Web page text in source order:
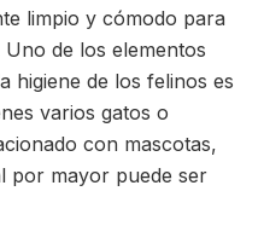
limpio y cómodo para
de los elementos
higiene de los felinos es
varios gatos o
con mascotas,
por mayor puede ser